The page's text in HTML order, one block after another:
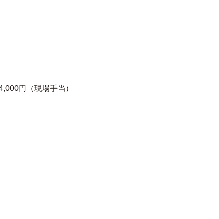
円（現場手当）